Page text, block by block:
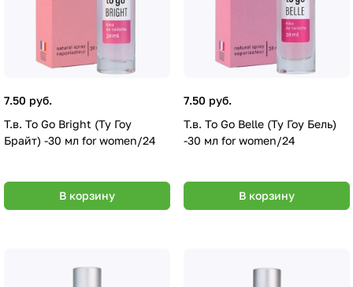
7.50 руб.
Т.в. To Go Bright (Ту Гоу
Брайт) -30 мл for women/24
В корзину
7.50 руб.
Т.в. To Go Belle (Ту Гоу Бель)
-30 мл for women/24
В корзину